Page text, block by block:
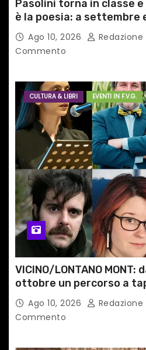
Pasolini torna in classe
è la poesia: a settembre
(Pn) l’originale percorso
scuole medie e superiori
Ago 10, 2026 Redazione
Commento
CULTURA & LIBRI EVENTI IN F.V.G.
VICINO/LONTANO
ottobre un percorso a
MONTAGNA DEL FVG
Ago 10, 2026 Redazione
Commento